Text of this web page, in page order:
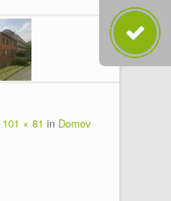
101 × 81 in Domov